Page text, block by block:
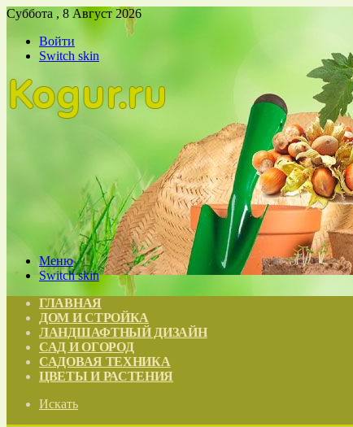
Суббота , 8 Август 2026
Войти
Switch skin
Меню
Switch skin
ГЛАВНАЯ
ДОМ И СТРОЙКА
ЛАНДШАФТНЫЙ ДИЗАЙН
САД И ОГОРОД
САДОВАЯ ТЕХНИКА
ЦВЕТЫ И РАСТЕНИЯ
Искать